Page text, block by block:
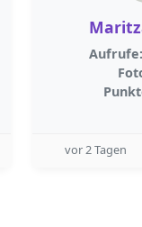
Aufrufe:
vor 2 Tagen